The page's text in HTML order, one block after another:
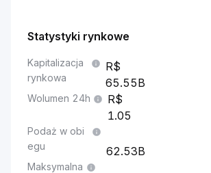
Statystyki rynkowe
Kapitalizacja
rynkowa
65.55B
Wolumen 24h
1.05
Podaż w obi
egu
62.53B
Maksymalna